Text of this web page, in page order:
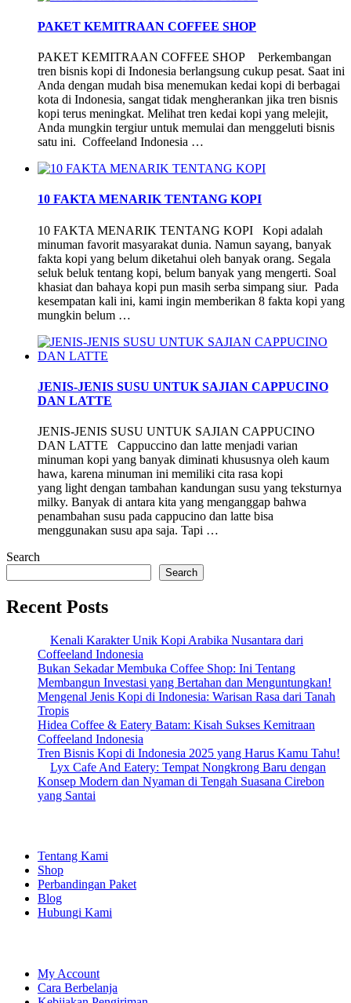
PAKET KEMITRAAN COFFEE SHOP
PAKET KEMITRAAN COFFEE SHOP Perkembangan
tren bisnis kopi di Indonesia berlangsung cukup pesat. Saat ini
Anda dengan mudah bisa menemukan kedai kopi di berbagai
kota di Indonesia, sangat tidak mengherankan jika tren bisnis
kopi terus meningkat. Melihat tren kedai kopi yang melejit,
Anda mungkin tergiur untuk memulai dan menggeluti bisnis
satu ini. Coffeeland Indonesia …
10 FAKTA MENARIK TENTANG KOPI
10 FAKTA MENARIK TENTANG KOPI Kopi adalah
minuman favorit masyarakat dunia. Namun sayang, banyak
fakta kopi yang belum diketahui oleh banyak orang. Segala
seluk beluk tentang kopi, belum banyak yang mengerti. Soal
khasiat dan bahaya kopi pun masih serba simpang siur. Pada
kesempatan kali ini, kami ingin memberikan 8 fakta kopi yang
mungkin belum …
JENIS-JENIS SUSU UNTUK SAJIAN CAPPUCINO
DAN LATTE
JENIS-JENIS SUSU UNTUK SAJIAN CAPPUCINO
DAN LATTE Cappuccino dan latte menjadi varian
minuman kopi yang banyak diminati khususnya oleh kaum
hawa, karena minuman ini memiliki cita rasa kopi
yang light dengan tambahan kandungan susu yang teksturnya
milky. Banyak di antara kita yang menganggap bahwa
penambahan susu pada cappucino dan latte bisa
menggunakan susu apa saja. Tapi …
Search
Search
Recent Posts
Kenali Karakter Unik Kopi Arabika Nusantara dari
Coffeeland Indonesia
Bukan Sekadar Membuka Coffee Shop: Ini Tentang
Membangun Investasi yang Bertahan dan Menguntungkan!
Mengenal Jenis Kopi di Indonesia: Warisan Rasa dari Tanah
Tropis
Hidea Coffee & Eatery Batam: Kisah Sukses Kemitraan
Coffeeland Indonesia
Tren Bisnis Kopi di Indonesia 2025 yang Harus Kamu Tahu!
Lyx Cafe And Eatery: Tempat Nongkrong Baru dengan
Konsep Modern dan Nyaman di Tengah Suasana Cirebon
yang Santai
Tentang Kami
Shop
Perbandingan Paket
Blog
Hubungi Kami
My Account
Cara Berbelanja